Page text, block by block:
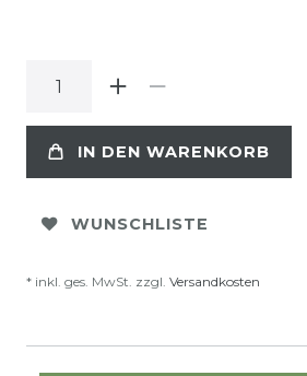
IN DEN WARENKORB
WUNSCHLISTE
* inkl. ges. MwSt. zzgl. Versandkosten